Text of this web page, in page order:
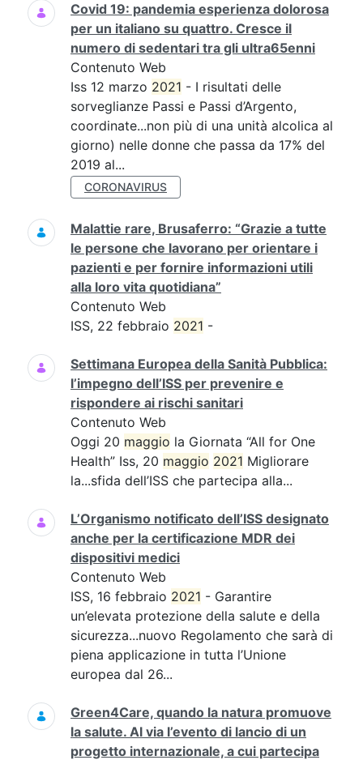
Covid 19: pandemia esperienza dolorosa
per un italiano su quattro. Cresce il
numero di sedentari tra gli ultra65enni
Contenuto Web
Iss 12 marzo 2021 - I risultati delle
sorveglianze Passi e Passi d’Argento,
coordinate...non più di una unità alcolica al
giorno) nelle donne che passa da 17% del
2019 al...
CORONAVIRUS
Malattie rare, Brusaferro: “Grazie a tutte
le persone che lavorano per orientare i
pazienti e per fornire informazioni utili
alla loro vita quotidiana”
Contenuto Web
ISS, 22 febbraio 2021 -
Settimana Europea della Sanità Pubblica:
l’impegno dell’ISS per prevenire e
rispondere ai rischi sanitari
Contenuto Web
Oggi 20 maggio la Giornata “All for One
Health” Iss, 20 maggio 2021 Migliorare
la...sfida dell’ISS che partecipa alla...
L’Organismo notificato dell’ISS designato
anche per la certificazione MDR dei
dispositivi medici
Contenuto Web
ISS, 16 febbraio 2021 - Garantire
un’elevata protezione della salute e della
sicurezza...nuovo Regolamento che sarà di
piena applicazione in tutta l’Unione
europea dal 26...
Green4Care, quando la natura promuove
la salute. Al via l’evento di lancio di un
progetto internazionale, a cui partecipa